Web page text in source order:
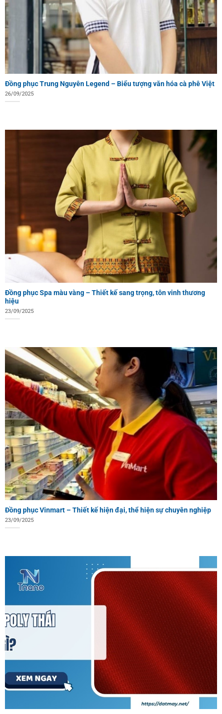
Đồng phục Trung Nguyên Legend – Biểu tượng văn hóa cà phê Việt
26/09/2025
Đồng phục Spa màu vàng – Thiết kế sang trọng, tôn vinh thương
hiệu
23/09/2025
Đồng phục Vinmart – Thiết kế hiện đại, thể hiện sự chuyên nghiệp
23/09/2025